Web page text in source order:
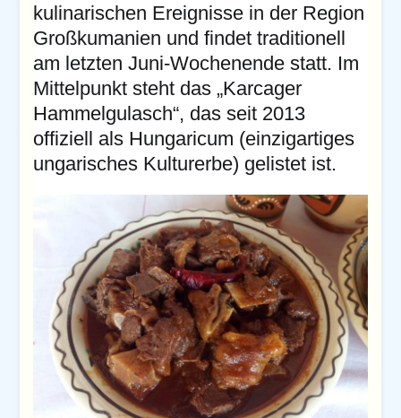
kulinarischen Ereignisse in der Region
Großkumanien und findet traditionell
am letzten Juni-Wochenende statt. Im
Mittelpunkt steht das „Karcager
Hammelgulasch“, das seit 2013
offiziell als Hungaricum (einzigartiges
ungarisches Kulturerbe) gelistet ist.